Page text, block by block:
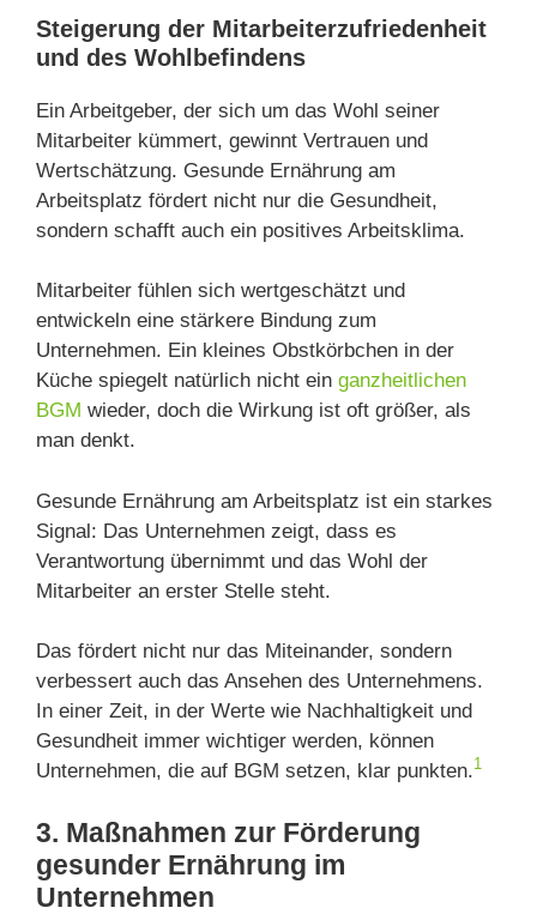
Steigerung der Mitarbeiterzufriedenheit
und des Wohlbefindens
Ein Arbeitgeber, der sich um das Wohl seiner
Mitarbeiter kümmert, gewinnt Vertrauen und
Wertschätzung. Gesunde Ernährung am
Arbeitsplatz fördert nicht nur die Gesundheit,
sondern schafft auch ein positives Arbeitsklima.
Mitarbeiter fühlen sich wertgeschätzt und
entwickeln eine stärkere Bindung zum
Unternehmen. Ein kleines Obstkörbchen in der
Küche spiegelt natürlich nicht ein ganzheitlichen
BGM wieder, doch die Wirkung ist oft größer, als
man denkt.
Gesunde Ernährung am Arbeitsplatz ist ein starkes
Signal: Das Unternehmen zeigt, dass es
Verantwortung übernimmt und das Wohl der
Mitarbeiter an erster Stelle steht.
Das fördert nicht nur das Miteinander, sondern
verbessert auch das Ansehen des Unternehmens.
In einer Zeit, in der Werte wie Nachhaltigkeit und
Gesundheit immer wichtiger werden, können
Unternehmen, die auf BGM setzen, klar punkten.1
3. Maßnahmen zur Förderung
gesunder Ernährung im
Unternehmen